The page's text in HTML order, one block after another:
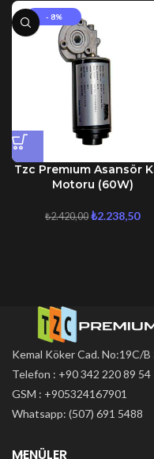
- 8%
Tzc Premıum Asansör
Motoru (60W)
₺2.420,00 ₺2.238,50
Kemal Köker Cad. No:19C/
Telefon : +90 342 220 89 54
GSM : +905324167901
Whatsapp: (507) 691 5488
MENÜLER